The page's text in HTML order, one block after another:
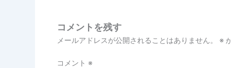
コメントを残す
メールアドレスが公開されることはありません。 ※
コメント ※